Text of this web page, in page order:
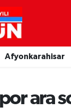
Afyonkarahisar
ara